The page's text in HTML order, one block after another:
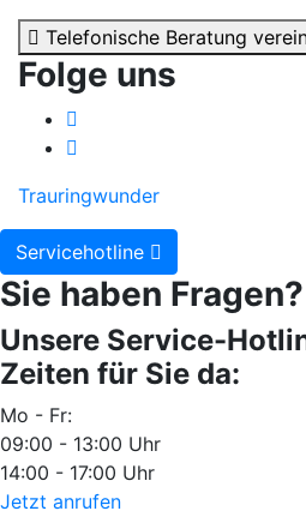
Telefonische Beratung
Folge uns
Trauringwunder
Servicehotline
Sie haben Fragen?
Unsere Service-
Zeiten für Sie da:
Mo - Fr:
09:00 - 13:00 Uhr
14:00 - 17:00 Uhr
Jetzt anrufen